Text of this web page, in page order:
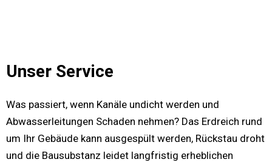
Unser Service
Was passiert, wenn Kanäle undicht werden und
Abwasserleitungen Schaden nehmen? Das Erdreich rund
um Ihr Gebäude kann ausgespült werden, Rückstau droht
und die Bausubstanz leidet langfristig erheblichen